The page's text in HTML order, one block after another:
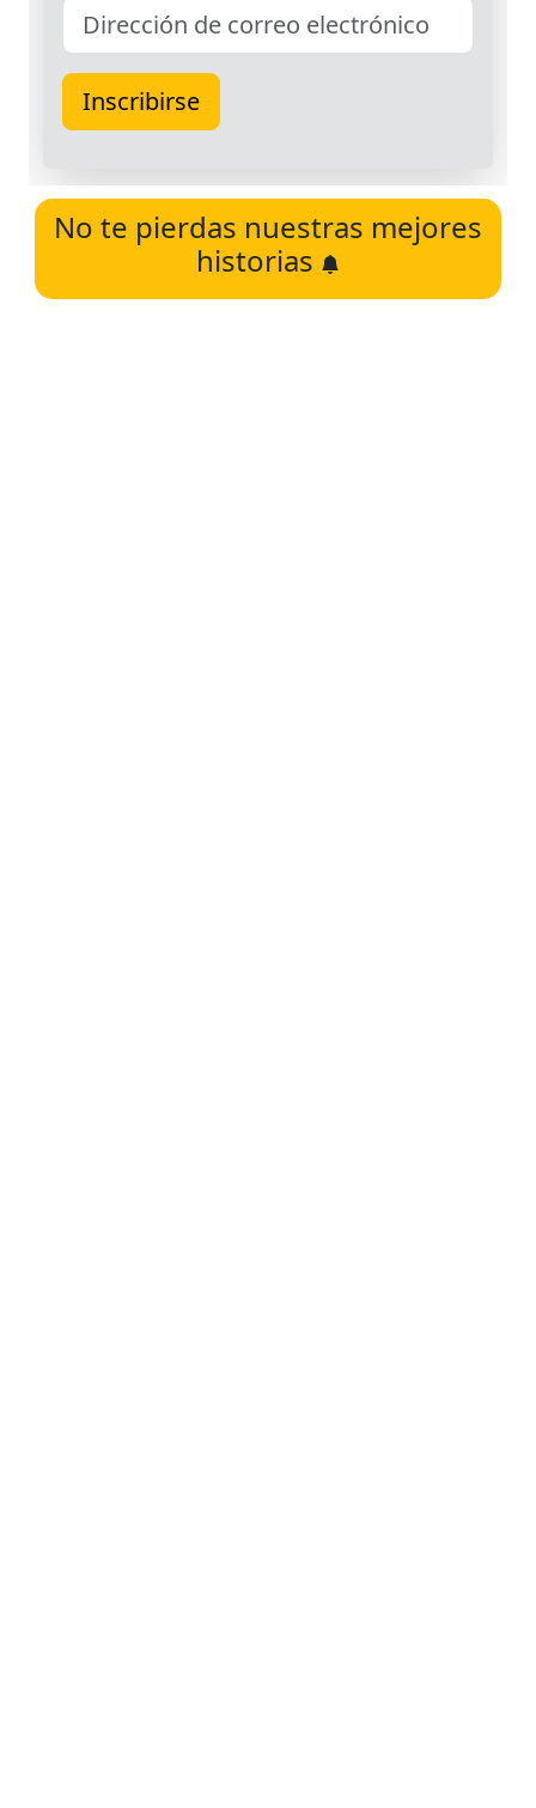
No te pierdas nuestras mejores
historias